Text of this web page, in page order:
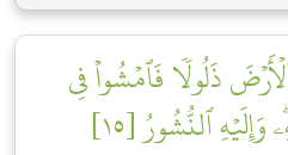
ذَلُولٗا فَٱمۡشُواْ فِي
ٱلنُّشُورُ [١٥]